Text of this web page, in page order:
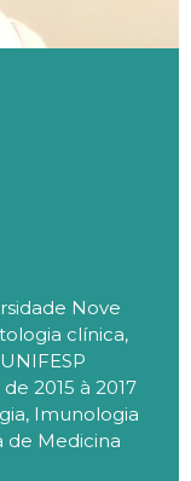
Nove
clínica,
2015 à 2017
Imunologia
de Medicina